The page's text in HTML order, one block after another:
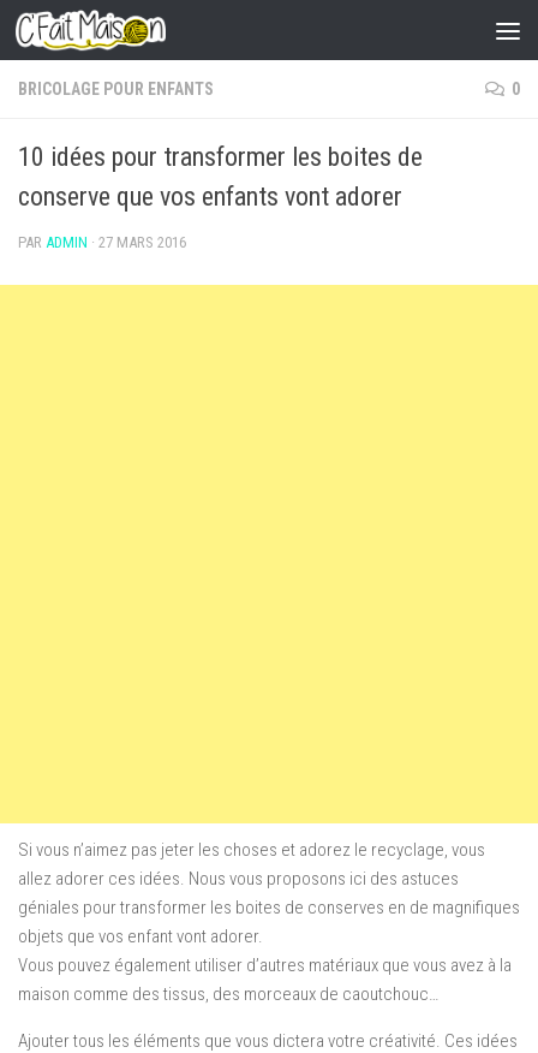
Skip to content
BRICOLAGE POUR ENFANTS 0
10 idées pour transformer les boites de
conserve que vos enfants vont adorer
PAR ADMIN · 27 MARS 2016
Si vous n’aimez pas jeter les choses et adorez le recyclage, vous
allez adorer ces idées. Nous vous proposons ici des astuces
géniales pour transformer les boites de conserves en de magnifiques
objets que vos enfant vont adorer.
Vous pouvez également utiliser d’autres matériaux que vous avez à la
maison comme des tissus, des morceaux de caoutchouc…
Ajouter tous les éléments que vous dictera votre créativité. Ces idées